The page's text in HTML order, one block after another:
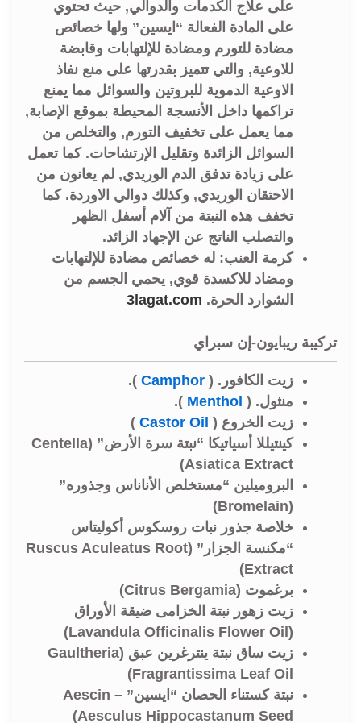
على علاج الكدمات والدوالي, حيث تحتوي
على المادة الفعالة “ايسين” ولها خصائص
مضادة للتورم ومضادة للإلتهابات وقابضة
للاوعية, والتي تتميز بقدرتها على منع نفاذ
الاوعية الدموية للبروتين والسوائل مما يمنع
تراكمها داخل الأنسجة المحيطة بموقع الإصابة,
مما يعمل على تخفيف التورم, والتخلص من
السوائل الزائدة وتقليل الإرتشاحات. كما تعمل
على زيادة تدفق الدم الوريدي, لم يعانون من
الاحتقان الوريدي, وكذلك دوالي الاوردة. كما
تخفف هذه النبتة من آلام أسفل الظهر
والتصلب الناتج عن الإجهاد الزائد.
كرمة العنب: له خصائص مضادة للإلتهابات
ومضاد للاكسدة قوي, يحمي الجسم من
الشوارد الحرة. 3lagat.com
تركيبة ريبايون-إن سبراي
زيت الكافور. ( Camphor
).
منثول. ( Menthol
).
زيت الخروع ( Castor Oil
)
كينتيللا أسياتيكا “نبتة سرة الأرض” (Centella
Asiatica Extract)
البروميلين “مستخلص الأناناس وجذوره”
(Bromelain)
خلاصة جذور نبات روسكوس أكوليتاس
“مكنسة الجزار” (Ruscus Aculeatus Root
Extract)
برغموت (Citrus Bergamia)
زيت زهور نبتة الخزامى ضيقة الأوراق
(Lavandula Officinalis Flower Oil)
زيت ساق نبتة ينترغرين عبق (Gaultheria
Fragrantissima Leaf Oil)
نبتة كستناء الحصان “ايسين” – Aescin
(Aesculus Hippocastanum Seed